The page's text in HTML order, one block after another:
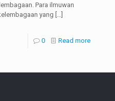
Para ilmuwan
yang […]
0 Read more